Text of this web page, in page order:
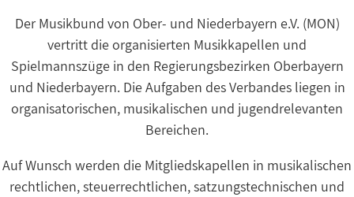
Der Musikbund von Ober- und Niederbayern e.V. (MON)
vertritt die organisierten Musikkapellen und
Spielmannszüge in den Regierungsbezirken Oberbayern
und Niederbayern. Die Aufgaben des Verbandes liegen in
organisatorischen, musikalischen und jugendrelevanten
Bereichen.
Auf Wunsch werden die Mitgliedskapellen in musikalischen
rechtlichen, steuerrechtlichen, satzungstechnischen und